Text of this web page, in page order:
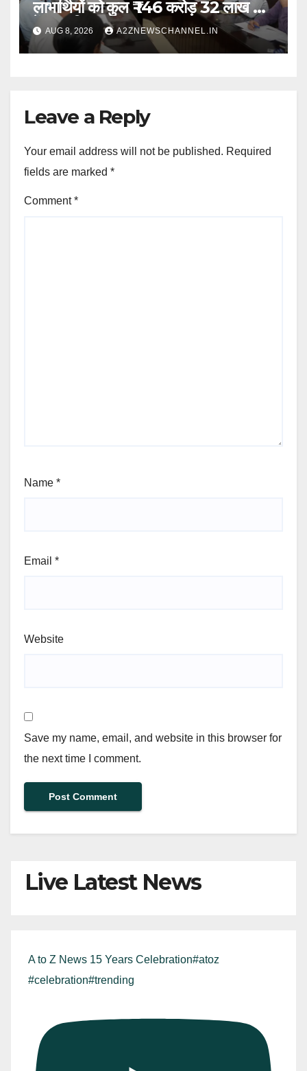
लाभार्थियों को कुल ₹ 146 करोड़ 32 लाख की
पेंशन राशि का किया भुगतान
AUG 8, 2026 A2ZNEWSCHANNEL.IN
Leave a Reply
Your email address will not be published. Required
fields are marked *
Comment*
Name *
Email *
Website
Save my name, email, and website in this browser for
the next time I comment.
Live Latest News
A to Z News 15 Years Celebration#atoz
#celebration#trending